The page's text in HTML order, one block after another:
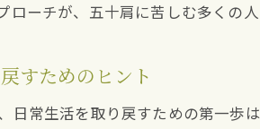
五十肩改善
五十肩改善整体
整体で自然
ローチが、五十肩に苦しむ多くの
すためのヒント
日常生活を取り戻すための第一歩